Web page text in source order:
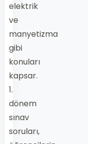
elektrik
ve
manyetizma
gibi
konuları
kapsar.
1.
dönem
sınav
soruları,